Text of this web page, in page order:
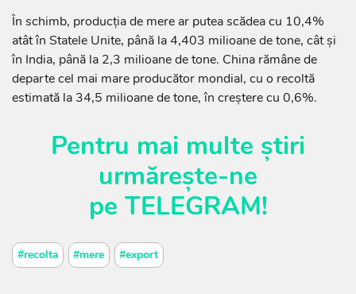
În schimb, producția de mere ar putea scădea cu 10,4%
atât în Statele Unite, până la 4,403 milioane de tone, cât și
în India, până la 2,3 milioane de tone. China rămâne de
departe cel mai mare producător mondial, cu o recoltă
estimată la 34,5 milioane de tone, în creștere cu 0,6%.
Pentru mai multe știri
urmărește-ne
pe TELEGRAM!
#recolta #mere #export